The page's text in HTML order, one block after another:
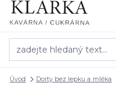
Úvod Dorty bez lepku a mléka